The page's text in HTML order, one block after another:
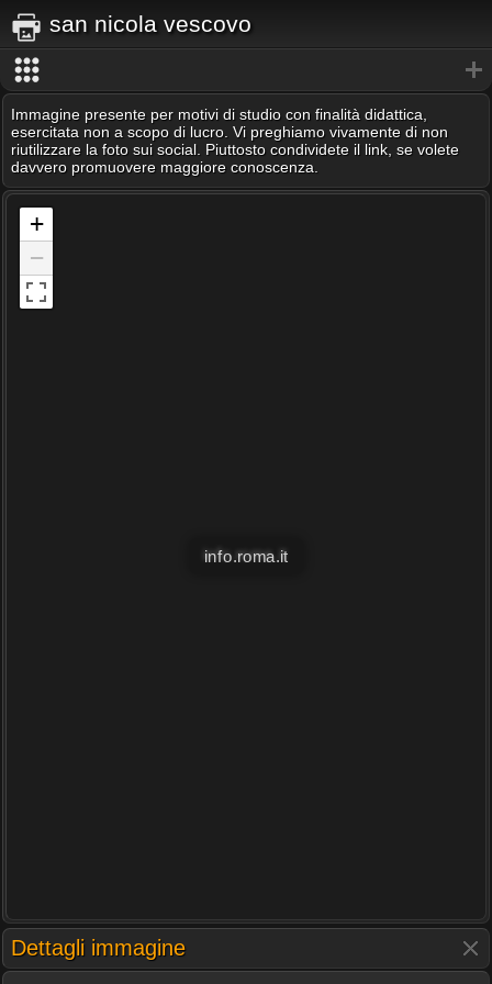
san nicola vescovo
Immagine presente per motivi di studio con finalità didattica,
esercitata non a scopo di lucro. Vi preghiamo vivamente di non
riutilizzare la foto sui social. Piuttosto condividete il link, se volete
davvero promuovere maggiore conoscenza.
+
−
info.roma.it
Dettagli immagine